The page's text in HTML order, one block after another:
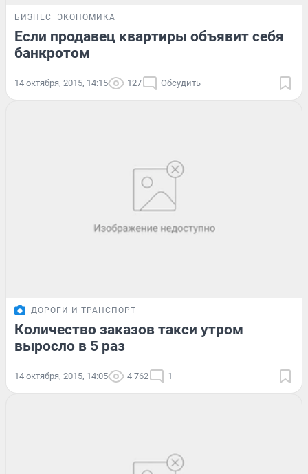
БИЗНЕС ЭКОНОМИКА
Если продавец квартиры объявит себя
банкротом
14 октября, 2015, 14:15 127 Обсудить
ДОРОГИ И ТРАНСПОРТ
Количество заказов такси утром
выросло в 5 раз
14 октября, 2015, 14:05 4 762 1